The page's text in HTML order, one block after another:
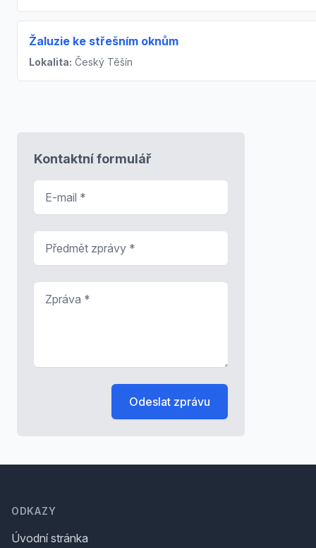
Žaluzie ke střešním oknům
Lokalita: Český Těšín
Kontaktní formulář
Odeslat zprávu
ODKAZY
Úvodní stránka